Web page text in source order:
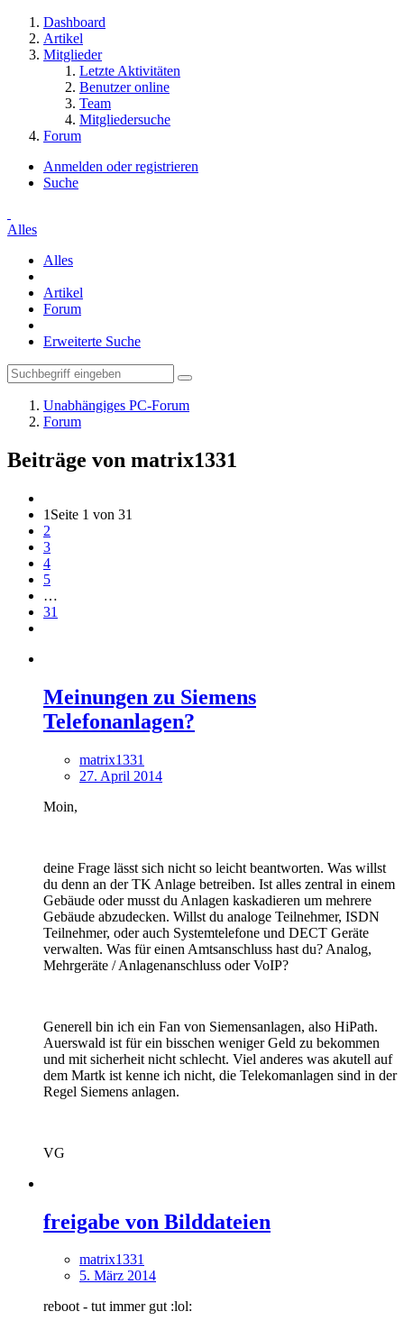
Dashboard
Artikel
Mitglieder
Letzte Aktivitäten
Benutzer online
Team
Mitgliedersuche
Forum
Anmelden oder registrieren
Suche
Alles
Alles
Artikel
Forum
Erweiterte Suche
Unabhängiges PC-Forum
Forum
Beiträge von matrix1331
1 Seite 1 von 31
2
3
4
5
…
31
Meinungen zu Siemens
Telefonanlagen?
matrix1331
27. April 2014
Moin,
deine Frage lässt sich nicht so leicht beantworten. Was willst
du denn an der TK Anlage betreiben. Ist alles zentral in einem
Gebäude oder musst du Anlagen kaskadieren um mehrere
Gebäude abzudecken. Willst du analoge Teilnehmer, ISDN
Teilnehmer, oder auch Systemtelefone und DECT Geräte
verwalten. Was für einen Amtsanschluss hast du? Analog,
Mehrgeräte / Anlagenanschluss oder VoIP?
Generell bin ich ein Fan von Siemensanlagen, also HiPath.
Auerswald ist für ein bisschen weniger Geld zu bekommen
und mit sicherheit nicht schlecht. Viel anderes was akutell auf
dem Martk ist kenne ich nicht, die Telekomanlagen sind in der
Regel Siemens anlagen.
VG
freigabe von Bilddateien
matrix1331
5. März 2014
reboot - tut immer gut :lol: